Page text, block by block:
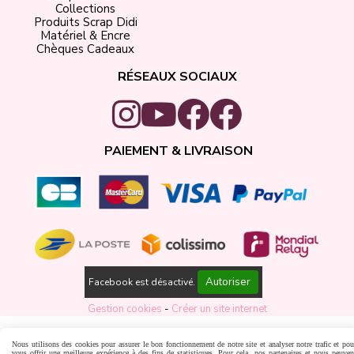
Collections
Produits Scrap Didi
Matériel & Encre
Chèques Cadeaux
RÉSEAUX SOCIAUX
PAIEMENT & LIVRAISON
Facebook est désactivé.
Autoriser
Gestion cookies
Créer un site internet
Nous utilisons des cookies pour assurer le bon fonctionnement de notre site et analyser notre trafic et